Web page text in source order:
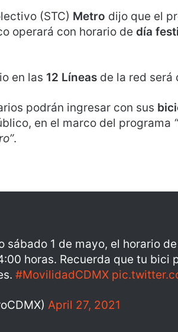
(STC) Metro dijo que el
operará con horario de día
en las 12 Líneas de la red será
podrán ingresar con sus
en el marco del programa
.
sábado 1 de mayo, el horario
horas. Recuerda que tu bici
#MovilidadCDMX
April 27, 2021